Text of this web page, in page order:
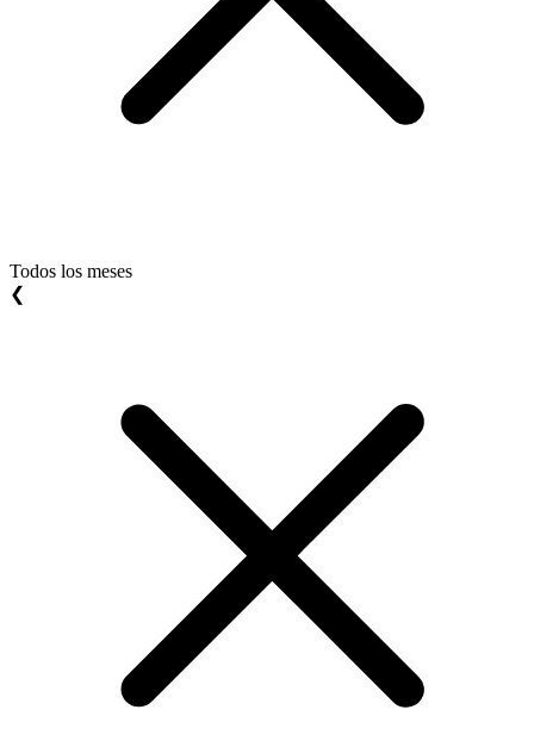
Todos los meses
❮